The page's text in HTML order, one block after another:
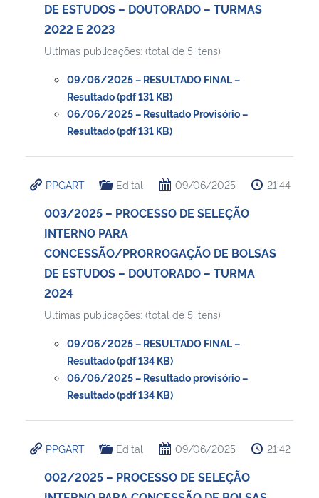
DE ESTUDOS – DOUTORADO – TURMAS
2022 E 2023
Ultimas publicações: (total de 5 itens)
09/06/2025 – RESULTADO FINAL –
Resultado (pdf 131 KB)
06/06/2025 – Resultado Provisório –
Resultado (pdf 131 KB)
PPGART Edital 09/06/2025 21:44
003/2025 – PROCESSO DE SELEÇÃO
INTERNO PARA
CONCESSÃO/PRORROGAÇÃO DE BOLSAS
DE ESTUDOS – DOUTORADO – TURMA
2024
Ultimas publicações: (total de 5 itens)
09/06/2025 – RESULTADO FINAL –
Resultado (pdf 134 KB)
06/06/2025 – Resultado provisório –
Resultado (pdf 134 KB)
PPGART Edital 09/06/2025 21:42
002/2025 – PROCESSO DE SELEÇÃO